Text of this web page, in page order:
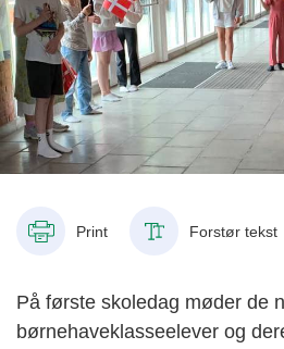
Print Forstør tekst
På første skoledag møder de
børnehaveklasseelever og